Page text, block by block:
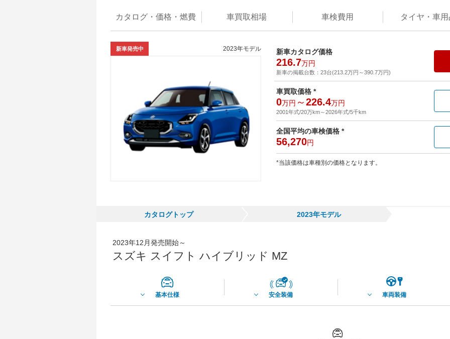
カタログ・価格・燃費 車買取相場 車検費用 タイヤ・ 車用
新車発売中 2023年モデル 新車カタログ価格
216.7万円
新車の掲載台数： 23台(213.2万円 ～390.7万円)
車買取価格 *
0万円 ～226.4万円
2001年式/20万km～2026年式/5千km
全国平均の車検価格 *
56,270円
*当該価格は車種別の価格となります。
カタログトップ 2023年モデル
2023年12月発売開始～
スズキ スイフト ハイブリッド MZ
基本仕様 安全装備 車両装備